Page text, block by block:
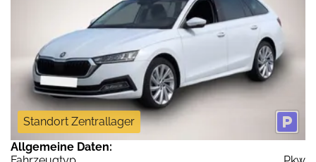
Standort Zentrallager
Allgemeine Daten: